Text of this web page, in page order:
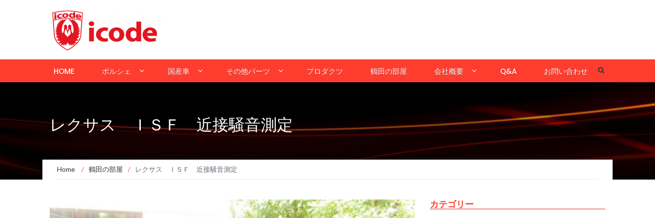
HOME ポルシェ 国産車 その他パーツ プロダクツ 鶴田の部屋 会社概要 Q&A お問い合わせ
レクサス ＩＳＦ 近接騒音測定
Home / 鶴田の部屋 / レクサス ＩＳＦ 近接騒音測定
カテゴリー